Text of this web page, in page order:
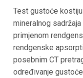
Test gustoće
mineralnog
primjenom
rendgenske
posebnim CT
određivanje